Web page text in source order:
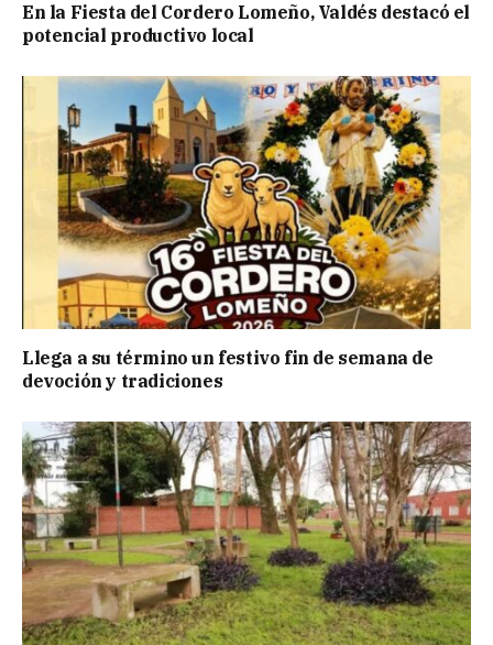
En la Fiesta del Cordero Lomeño, Valdés destacó el
potencial productivo local
Llega a su término un festivo fin de semana de
devoción y tradiciones